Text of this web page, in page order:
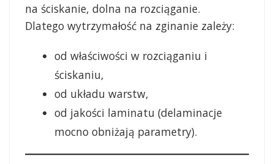
na ściskanie, dolna na rozciąganie.
Dlatego wytrzymałość na zginanie zależy:
od właściwości w rozciąganiu i
ściskaniu,
od układu warstw,
od jakości laminatu (delaminacje
mocno obniżają parametry).